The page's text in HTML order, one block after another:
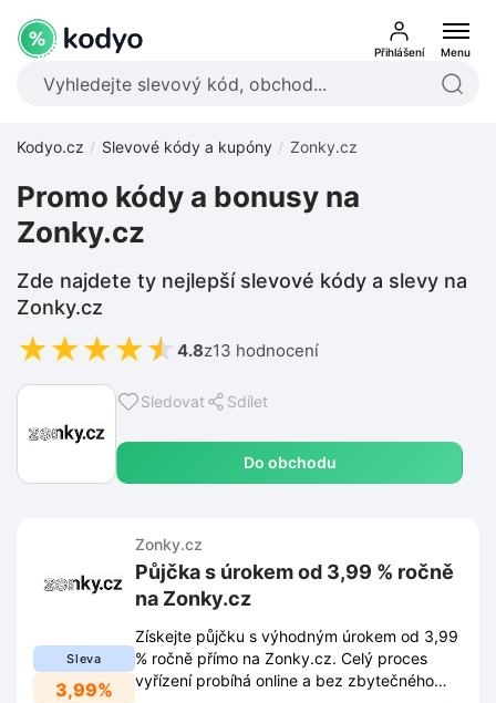
Přihlášení Menu
Kodyo.cz Slevové kódy a kupóny Zonky.cz
Sledovat Sdílet
Do obchodu
Promo kódy a bonusy na
Zonky.cz
Zde najdete ty nejlepší slevové kódy a slevy na
Zonky.cz
★★★★★ 4.8z13 hodnocení
Sleva
3,99%
Zonky.cz
Půjčka s úrokem od 3,99 % ročně
na Zonky.cz
Získejte půjčku s výhodným úrokem od 3,99
% ročně přímo na Zonky.cz. Celý proces
vyřízení probíhá online a bez zbytečného